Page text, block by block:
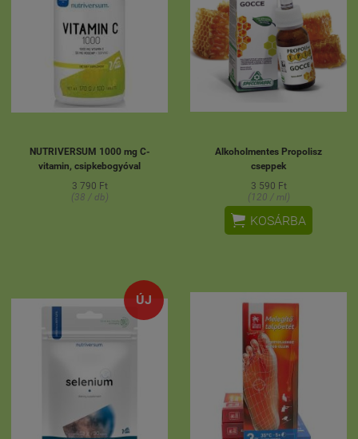
NUTRIVERSUM 1000 mg C-
vitamin, csipkebogyóval
3 790 Ft
(38 / db)
Alkoholmentes Propolisz
cseppek
3 590 Ft
(120 / ml)
 KOSÁRBA
ÚJ